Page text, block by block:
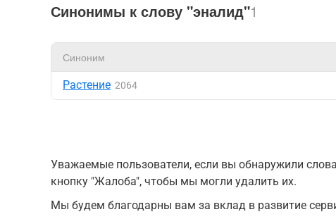
Синонимы к слову "эналид"1
Синоним
Растение 2064
Уважаемые пользователи, если вы обнаружили
кнопку "Жалоба", чтобы мы могли удалить их.
Мы будем благодарны вам за вклад в развитие